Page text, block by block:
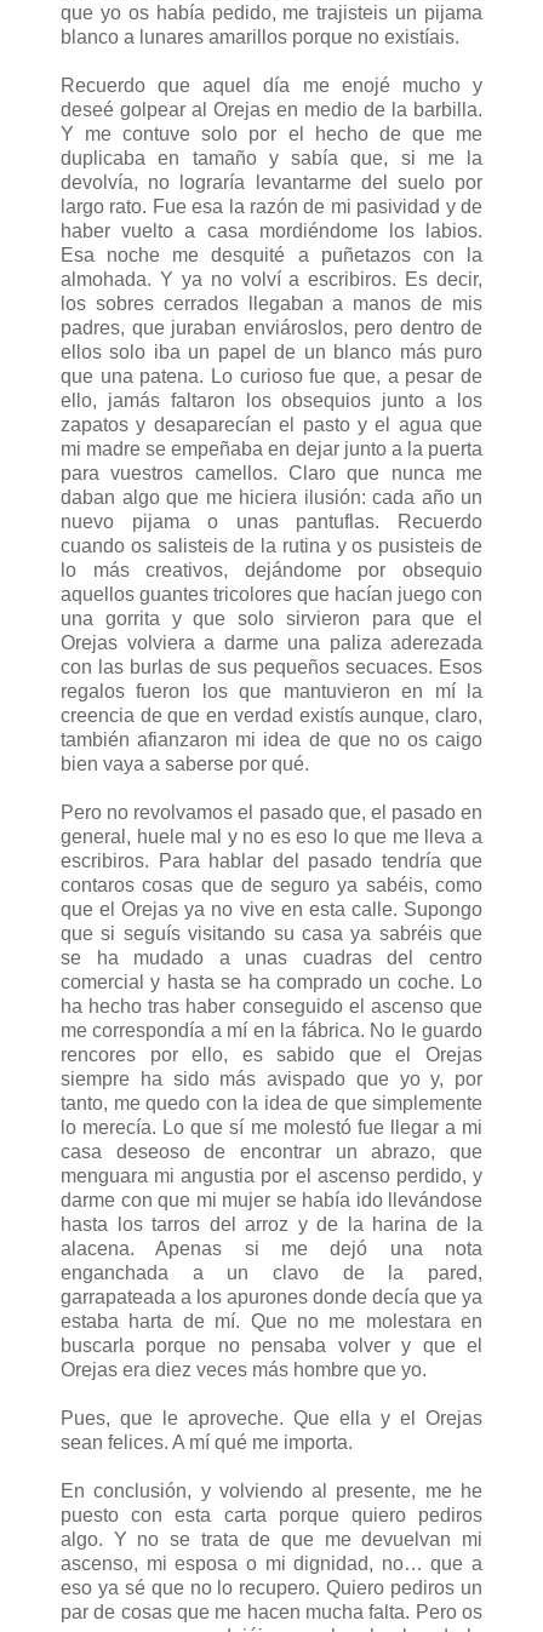
que yo os había pedido, me trajisteis un pijama
blanco a lunares amarillos porque no existíais.
Recuerdo que aquel día me enojé mucho y
deseé golpear al Orejas en medio de la barbilla.
Y me contuve solo por el hecho de que me
duplicaba en tamaño y sabía que, si me la
devolvía, no lograría levantarme del suelo por
largo rato. Fue esa la razón de mi pasividad y de
haber vuelto a casa mordiéndome los labios.
Esa noche me desquité a puñetazos con la
almohada. Y ya no volví a escribiros. Es decir,
los sobres cerrados llegaban a manos de mis
padres, que juraban enviároslos, pero dentro de
ellos solo iba un papel de un blanco más puro
que una patena. Lo curioso fue que, a pesar de
ello, jamás faltaron los obsequios junto a los
zapatos y desaparecían el pasto y el agua que
mi madre se empeñaba en dejar junto a la puerta
para vuestros camellos. Claro que nunca me
daban algo que me hiciera ilusión: cada año un
nuevo pijama o unas pantuflas. Recuerdo
cuando os salisteis de la rutina y os pusisteis de
lo más creativos, dejándome por obsequio
aquellos guantes tricolores que hacían juego con
una gorrita y que solo sirvieron para que el
Orejas volviera a darme una paliza aderezada
con las burlas de sus pequeños secuaces. Esos
regalos fueron los que mantuvieron en mí la
creencia de que en verdad existís aunque, claro,
también afianzaron mi idea de que no os caigo
bien vaya a saberse por qué.
Pero no revolvamos el pasado que, el pasado en
general, huele mal y no es eso lo que me lleva a
escribiros. Para hablar del pasado tendría que
contaros cosas que de seguro ya sabéis, como
que el Orejas ya no vive en esta calle. Supongo
que si seguís visitando su casa ya sabréis que
se ha mudado a unas cuadras del centro
comercial y hasta se ha comprado un coche. Lo
ha hecho tras haber conseguido el ascenso que
me correspondía a mí en la fábrica. No le guardo
rencores por ello, es sabido que el Orejas
siempre ha sido más avispado que yo y, por
tanto, me quedo con la idea de que simplemente
lo merecía. Lo que sí me molestó fue llegar a mi
casa deseoso de encontrar un abrazo, que
menguara mi angustia por el ascenso perdido, y
darme con que mi mujer se había ido llevándose
hasta los tarros del arroz y de la harina de la
alacena. Apenas si me dejó una nota
enganchada a un clavo de la pared,
garrapateada a los apurones donde decía que ya
estaba harta de mí. Que no me molestara en
buscarla porque no pensaba volver y que el
Orejas era diez veces más hombre que yo.
Pues, que le aproveche. Que ella y el Orejas
sean felices. A mí qué me importa.
En conclusión, y volviendo al presente, me he
puesto con esta carta porque quiero pediros
algo. Y no se trata de que me devuelvan mi
ascenso, mi esposa o mi dignidad, no… que a
eso ya sé que no lo recupero. Quiero pediros un
par de cosas que me hacen mucha falta. Pero os